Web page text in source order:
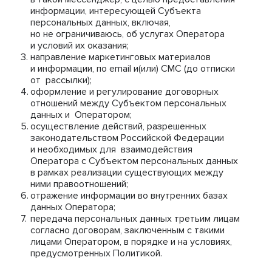
информации, интересующей Субъекта
персональных данных, включая,
но не ограничиваюсь, об услугах Оператора
и условий их оказания;
направление маркетинговых материалов
и информации, по email и(или) СМС (до отписки
от рассылки);
оформление и регулирование договорных
отношений между Субъектом персональных
данных и Оператором;
осуществление действий, разрешенных
законодательством Российской Федерации
и необходимых для взаимодействия
Оператора с Субъектом персональных данных
в рамках реализации существующих между
ними правоотношений;
отражение информации во внутренних базах
данных Оператора;
передача персональных данных третьим лицам
согласно договорам, заключенным с такими
лицами Оператором, в порядке и на условиях,
предусмотренных Политикой.